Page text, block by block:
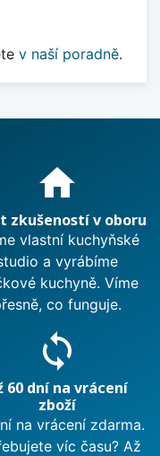
v naší poradně.
home
zkušeností v oboru
vlastní kuchyňské
a vyrábíme
kuchyně. Víme
co funguje.
sync
60 dní na vrácení
zboží
na vrácení zdarma.
víc času? Až